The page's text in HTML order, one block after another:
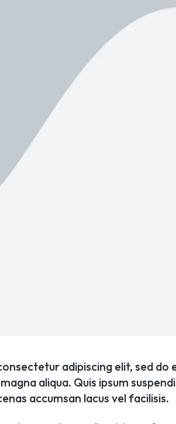
adipiscing elit, sed do
aliqua. Quis ipsum
accumsan lacus vel facilisis.